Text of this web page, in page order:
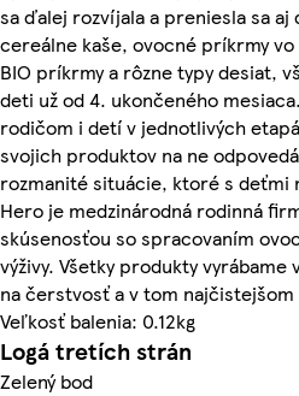
sa ďalej rozvíjala a preniesla sa
cereálne kaše, ovocné príkrmy
BIO príkrmy a rôzne typy desiat,
deti už od 4. ukončeného
rodičom i detí v jednotlivých
svojich produktov na ne
rozmanité situácie, ktoré s deťmi
Hero je medzinárodná rodinná
skúsenosťou so spracovaním
výživy. Všetky produkty
na čerstvosť a v tom
Veľkosť balenia: 0.12kg
Logá tretích strán
Zelený bod